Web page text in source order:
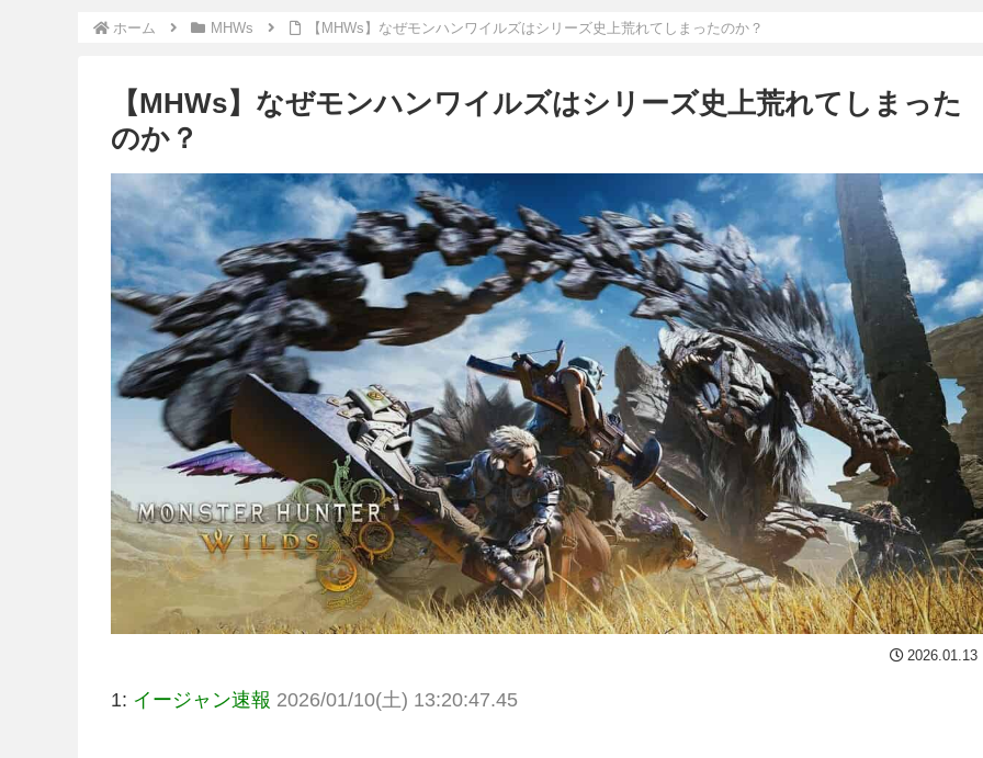
ホーム MHWs 【MHWs】なぜモンハンワイルズはシリーズ史上荒れてしまったのか？
【MHWs】なぜモンハンワイルズはシリーズ史上荒れてしまった
のか？
2026.01.13
1: イージャン速報 2026/01/10(土) 13:20:47.45